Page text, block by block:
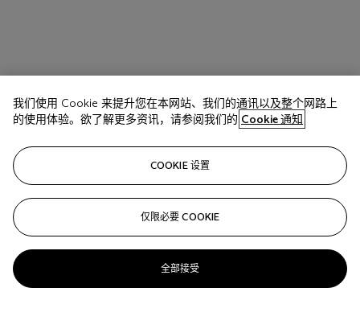
我们使用 Cookie 来提升您在本网站、我们的通讯以及整个网路上
的使用体验。欲了解更多资讯，请参阅我们的 Cookie 通知
COOKIE 设置
仅限必要 COOKIE
全部接受